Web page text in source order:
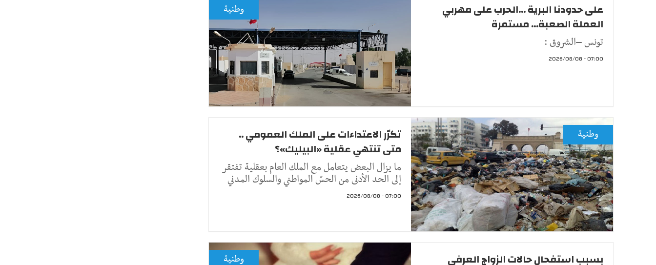
وطنية
على حدودنا البرية ...الحرب على مهربي
العملة الصعبة... مستمرة
تونس –الشروق :
07:00 - 2026/08/08
وطنية
تكرّر الاعتداءات على الملك العمومي ..
متى تنتهي عقلية «البيليك»؟
ما يزال البعض يتعامل مع الملك العام بعقلية تفتقر
إلى الحد الأدنى من الحسّ المواطني والسلوك المدني
07:00 - 2026/08/08
وطنية بسبب استفحال حالات الزواج العرفي